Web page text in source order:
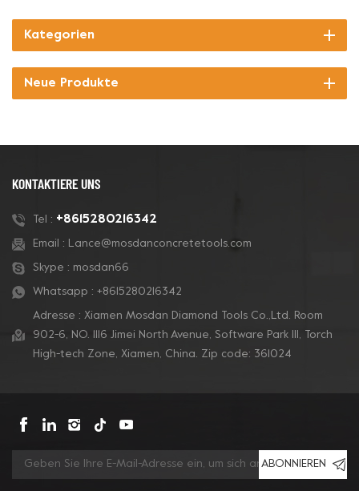
Kategorien
Neue Produkte
KONTAKTIERE UNS
Tel : +8615280216342
Email : Lance@mosdanconcretetools.com
Skype : mosdan66
Whatsapp : +8615280216342
Adresse : Xiamen Mosdan Diamond Tools Co.,Ltd. Room
902-6, NO. 1116 Jimei North Avenue, Software Park Ill, Torch
High-tech Zone, Xiamen, China. Zip code: 361024
ABONNIEREN